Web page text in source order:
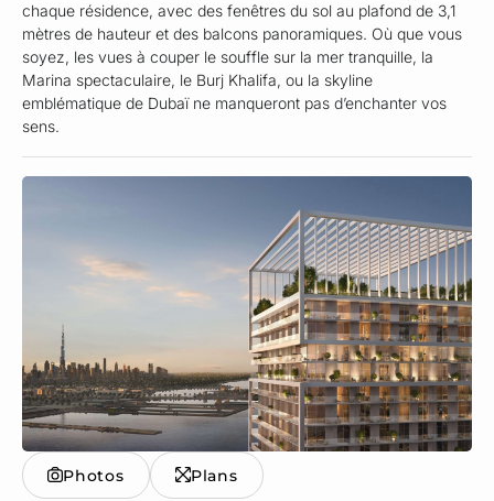
chaque résidence, avec des fenêtres du sol au plafond de 3,1
mètres de hauteur et des balcons panoramiques. Où que vous
soyez, les vues à couper le souffle sur la mer tranquille, la
Marina spectaculaire, le Burj Khalifa, ou la skyline
emblématique de Dubaï ne manqueront pas d’enchanter vos
sens.
Photos Plans